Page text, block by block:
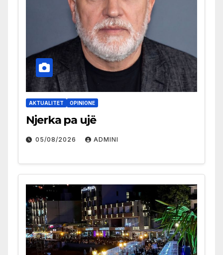
AKTUALITET OPINIONE
Njerka pa ujë
05/08/2026 ADMINI